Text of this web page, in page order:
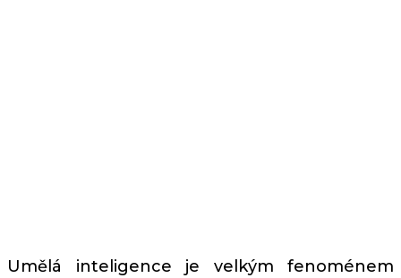
Umělá inteligence je velkým fenoménem